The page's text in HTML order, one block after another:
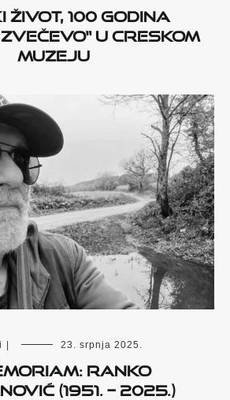
život, 100 godina
u Creskom
muzeju
| 23. srpnja 2025.
RANKO
(1951. – 2025.)